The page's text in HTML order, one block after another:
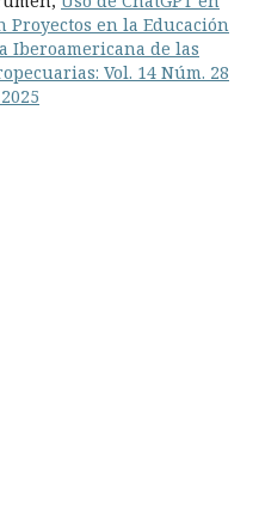
Proyectos en la Educación
Iberoamericana de las
Vol. 14 Núm. 28